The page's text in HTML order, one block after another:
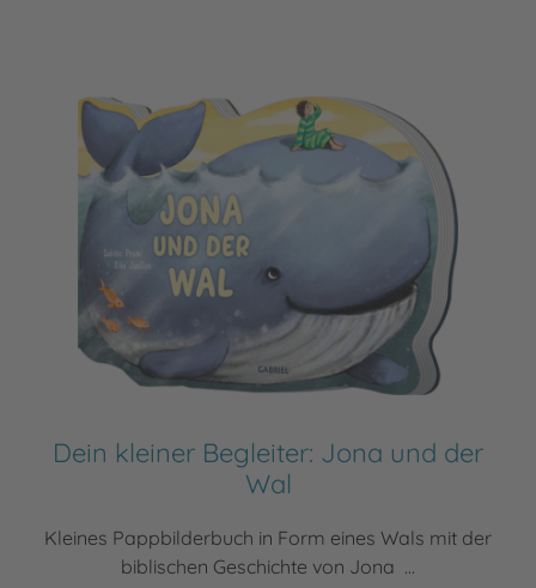
Dein kleiner Begleiter: Jona und der
Wal
Kleines Pappbilderbuch in Form eines Wals mit der
biblischen Geschichte von Jona ...